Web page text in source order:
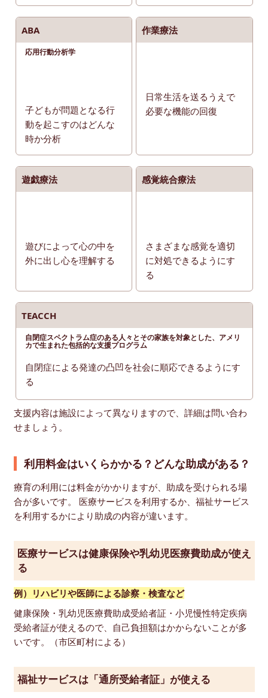
ABA
応用行動分析学
子どもが問題となる行
動を起こすのはどんな
時か分析
作業療法
日常生活を送るうえで
必要な機能の回復
遊戯療法
遊びによって心の中を
外に出し心を理解する
感覚統合療法
さまざまな感覚を適切
に対処できるようにす
る
TEACCH
自閉症スペクトラム症のある人々とその家族を対象とした、アメリ
カで生まれた包括的な支援プログラム
自閉症による発達の凸凹を社会に順応できるようにす
る
支援内容は施設によって異なりますので、詳細は問い合わ
せましょう。
利用料金はいくらかかる？どんな助成がある？
療育の利用には料金がかかりますが、助成を受けられる場
合が多いです。 医療サービスを利用するか、福祉サービス
を利用するかにより助成の内容が違います。
医療サービスは健康保険や乳幼児医療費助成が使え
る
例）リハビリや医師による診察・検査など
健康保険・乳幼児医療費助成受給者証・小児慢性特定疾病
受給者証が使えるので、自己負担額はかからないことが多
いです。（市区町村による）
福祉サービスは「通所受給者証」が使える